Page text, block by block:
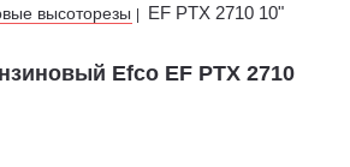
высоторезы | EF PTX 2710 10"
Efco EF PTX 2710